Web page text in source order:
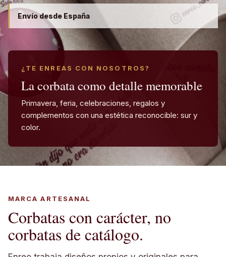
Envío desde España
¿TE ENREAS CON NOSOTROS?
La corbata como detalle memorable
Primavera, feria, celebraciones, regalos y
complementos con una estética reconocible: sur y
color.
MARCA ARTESANAL
Corbatas con carácter, no
corbatas de catálogo.